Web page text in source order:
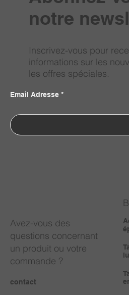
notre
Inscrivez-vous pour
informations sur les
les offres spéciales.
Email Adresse
Avez-vous des
questions concernant
un produit ou votre
commande ?
contact